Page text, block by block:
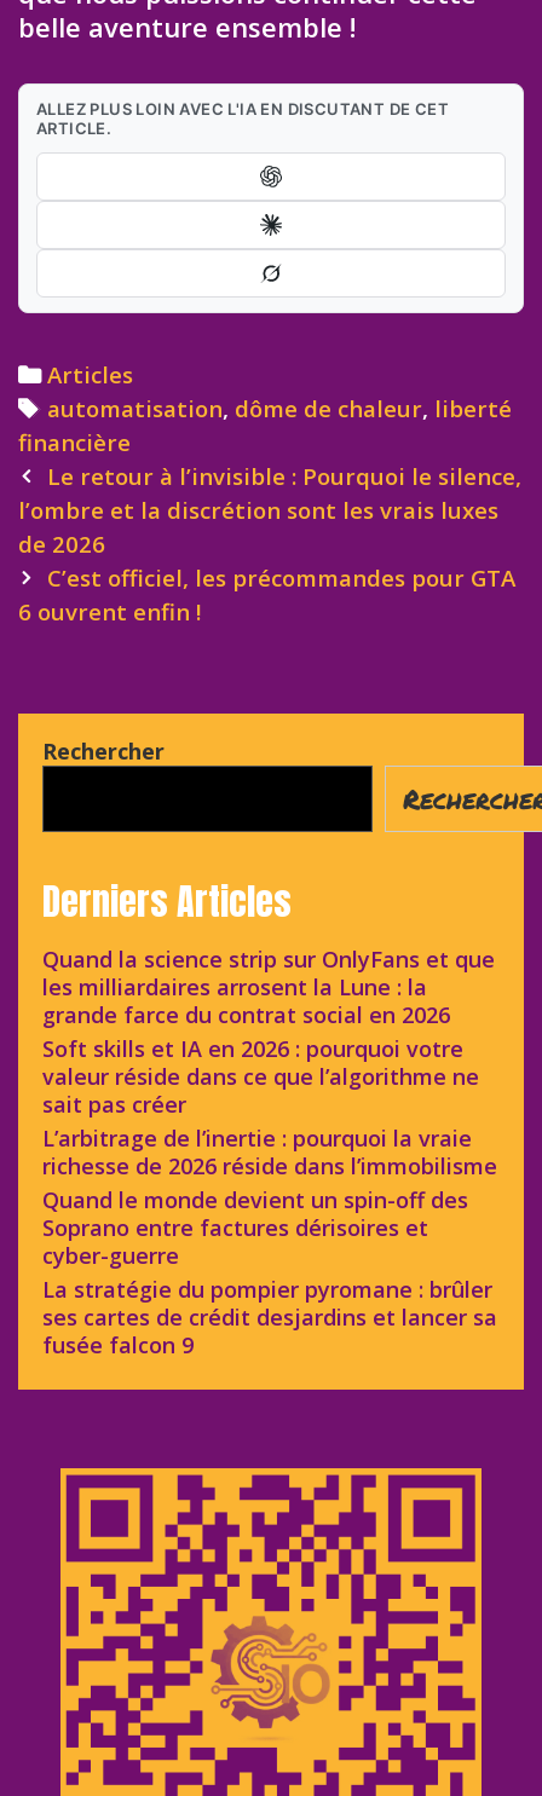
belle aventure ensemble !
ALLEZ PLUS LOIN AVEC L'IA EN DISCUTANT DE CET
ARTICLE.
Categories
Articles
Tags
automatisation, dôme de chaleur, liberté
financière
Post
navigation
Le retour à l’invisible : Pourquoi le silence,
l’ombre et la discrétion sont les vrais luxes
de 2026
C’est officiel, les précommandes pour GTA
6 ouvrent enfin !
Rechercher
Derniers Articles
Quand la science strip sur OnlyFans et que
les milliardaires arrosent la Lune : la
grande farce du contrat social en 2026
Soft skills et IA en 2026 : pourquoi votre
valeur réside dans ce que l’algorithme ne
sait pas créer
L’arbitrage de l’inertie : pourquoi la vraie
richesse de 2026 réside dans l’immobilisme
Quand le monde devient un spin-off des
Soprano entre factures dérisoires et
cyber-guerre
La stratégie du pompier pyromane : brûler
ses cartes de crédit desjardins et lancer sa
fusée falcon 9